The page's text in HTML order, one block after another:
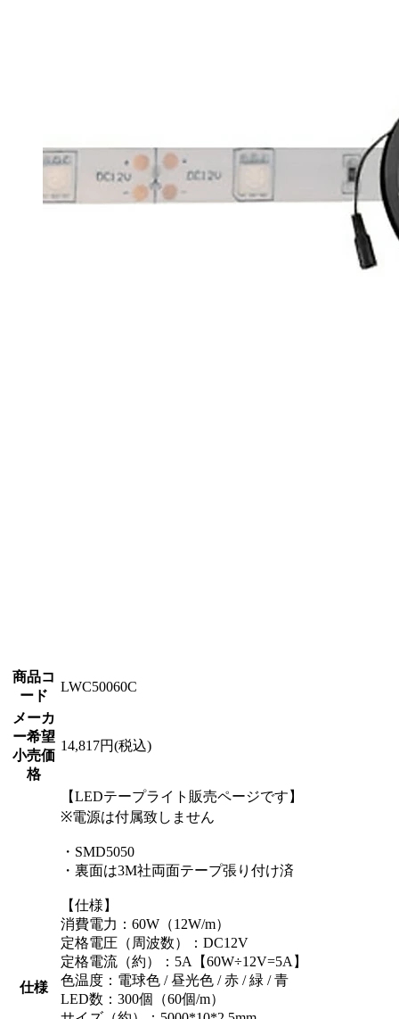
商品コ
ード
LWC50060C
メーカ
ー希望
小売価
格
14,817円(税込)
仕様
【LEDテープライト販売ページです】
※電源は付属致しません
・SMD5050
・裏面は3M社両面テープ張り付け済
【仕様】
消費電力：60W（12W/m）
定格電圧（周波数）：DC12V
定格電流（約）：5A【60W÷12V=5A】
色温度：電球色 / 昼光色 / 赤 / 緑 / 青
LED数：300個（60個/m）